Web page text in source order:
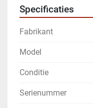
Specificaties
Fabrikant
Model
Conditie
Serienummer